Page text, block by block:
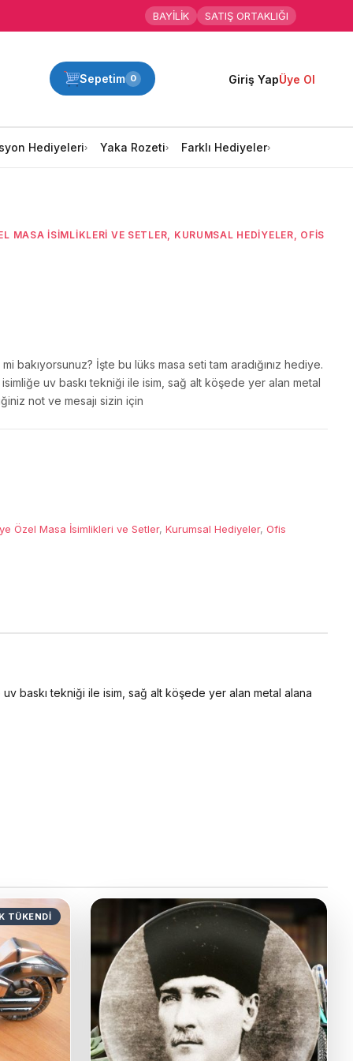
BAYİLİK SATIŞ ORTAKLIĞI
Sepetim 0 Giriş YapÜye Ol
Hediyeleri Yaka Rozeti Farklı Hediyeler
MASA İSIMLIKLERI VE SETLER KURUMSAL HEDIYELER OFIS
bakıyorsunuz? İşte bu lüks masa seti tam aradığınız hediye.
uv baskı tekniği ile isim, sağ alt köşede yer alan metal
not ve mesajı sizin için
Özel Masa İsimlikleri ve Setler, Kurumsal Hediyeler, Ofis
baskı tekniği ile isim, sağ alt köşede yer alan metal alana
TÜKENDI